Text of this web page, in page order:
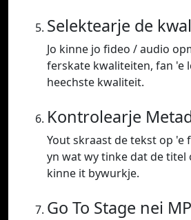
Selektearje de
Jo kinne jo fideo / audio
ferskate kwaliteiten, fan 'e
heechste kwaliteit.
Kontrolearje
Yout skraast de tekst op 'e
yn wat wy tinke dat de titel
kinne it bywurkje.
Go To Stage nei